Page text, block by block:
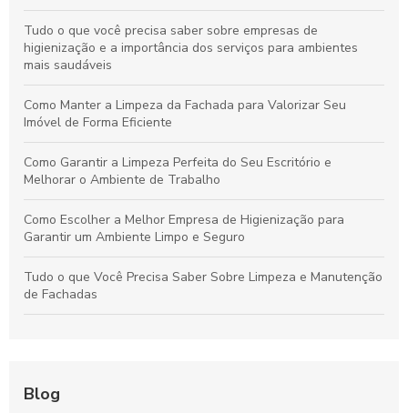
Tudo o que você precisa saber sobre empresas de
higienização e a importância dos serviços para ambientes
mais saudáveis
Como Manter a Limpeza da Fachada para Valorizar Seu
Imóvel de Forma Eficiente
Como Garantir a Limpeza Perfeita do Seu Escritório e
Melhorar o Ambiente de Trabalho
Como Escolher a Melhor Empresa de Higienização para
Garantir um Ambiente Limpo e Seguro
Tudo o que Você Precisa Saber Sobre Limpeza e Manutenção
de Fachadas
Higienização Profissional: O Papel Essencial para Ambientes
Blog